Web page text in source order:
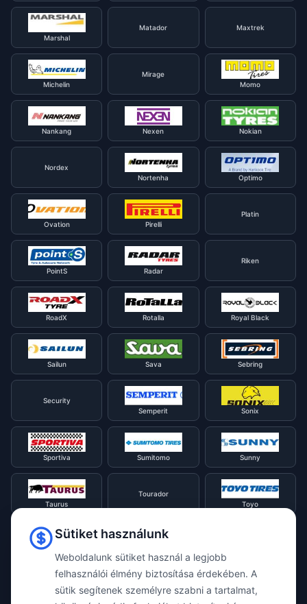
Marshal
Matador Maxtrek
Michelin
Mirage
Momo
Nankang Nexen Nokian
Nordex
Nortenha
Optimo
Ovation Pirelli
Platin
PointS Radar
Riken
RoadX Rotalla Royal Black
Sailun Sava Sebring
Security
Semperit
Sonix
Sportiva Sumitomo Sunny
Taurus
Tourador
Toyo
Tracmax
Uniroyal
Viking Voyager
Sütiket használunk
Weboldalunk sütiket használ a legjobb
felhasználói élmény biztosítása érdekében. A
sütik segítenek személyre szabni a tartalmat,